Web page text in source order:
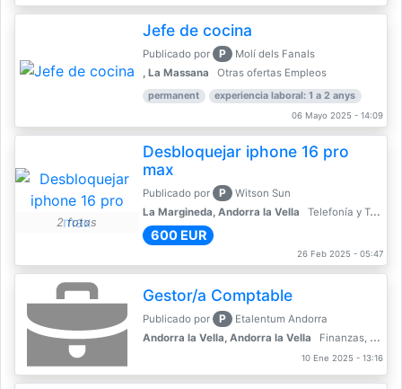
Jefe de cocina
Publicado por P
Molí dels Fanals
, La Massana
Otras ofertas Empleos
permanent experiencia laboral: 1 a 2 anys
06 Mayo 2025 - 14:09
2 fotos
Desbloquejar iphone 16 pro
max
Publicado por P
Witson Sun
La Margineda, Andorra la Vella
Telefonía y Telecomunicaciones
600 EUR
26 Feb 2025 - 05:47
Gestor/a Comptable
Publicado por P
Etalentum Andorra
Andorra la Vella, Andorra la Vella
Finanzas, Contabilidad, Banca
10 Ene 2025 - 13:16